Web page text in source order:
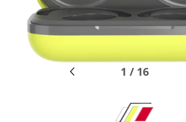
1 / 16